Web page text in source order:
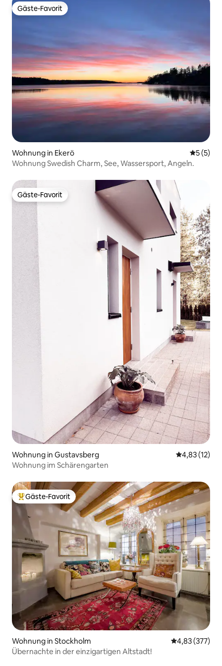
Gäste-Favorit
Gäste-Favorit
Wohnung in Ekerö
5 (5)
Wohnung Swedish Charm, See, Wassersport, Angeln.
Gäste-Favorit
Gäste-Favorit
Wohnung in Gustavsberg
4,83 (12)
Wohnung im Schärengarten
Beliebter Gäste-Favorit.
Gäste-Favorit
Wohnung in Stockholm
4,83 (377)
Übernachte in der einzigartigen Altstadt!